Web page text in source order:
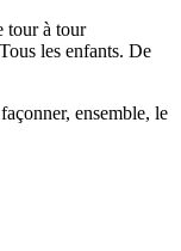
tour à tour
les enfants. De
ensemble, le